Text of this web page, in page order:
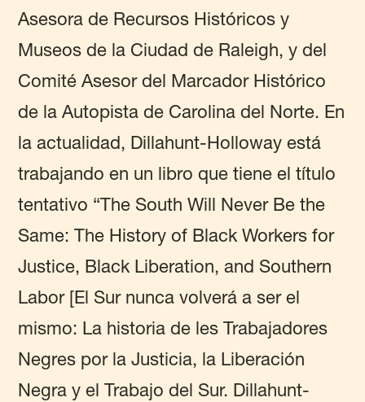
Asesora de Recursos Históricos y
Museos de la Ciudad de Raleigh, y del
Comité Asesor del Marcador Histórico
de la Autopista de Carolina del Norte. En
la actualidad, Dillahunt-Holloway está
trabajando en un libro que tiene el título
tentativo “The South Will Never Be the
Same: The History of Black Workers for
Justice, Black Liberation, and Southern
Labor [El Sur nunca volverá a ser el
mismo: La historia de les Trabajadores
Negres por la Justicia, la Liberación
Negra y el Trabajo del Sur. Dillahunt-